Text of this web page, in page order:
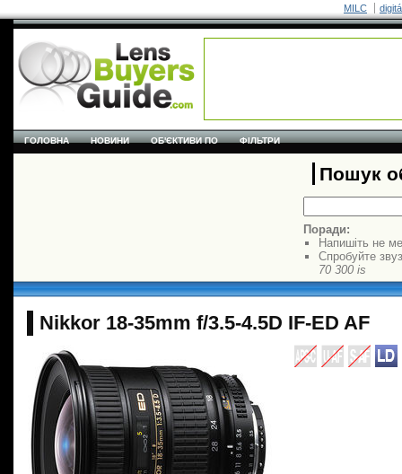
MILC
ГОЛОВНА НОВИНИ ОБ'ЄКТИВИ ПО ФІЛЬТРИ
Пошук
Поради:
Напишіть не
Спробуйте
70 300 is
Nikkor 18-35mm f/3.5-4.5D IF-ED AF